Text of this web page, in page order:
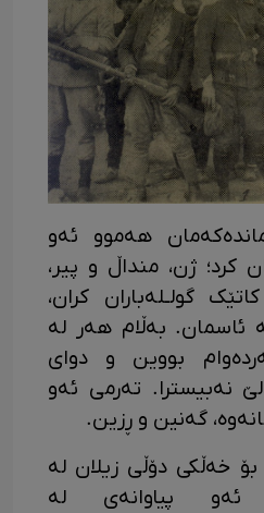
هەموو ئەو
کرد؛ ژن، منداڵ و پیر،
گولـلەباران کران،
ئاسمان. بەڵام هەر لە
بووین و دوای
نەبیسترا. تەرمی ئەو
گەنین و ڕزین.
خەڵکی دۆڵی زیلان لە
ئەو پیاوانەی لە